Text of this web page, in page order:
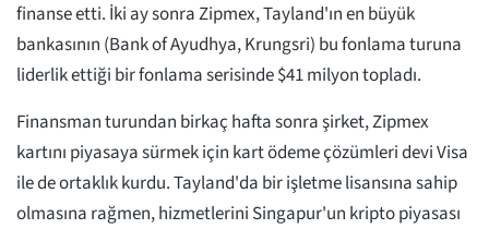
finanse etti. İki ay sonra Zipmex, Tayland'ın en büyük
bankasının (Bank of Ayudhya, Krungsri) bu fonlama turuna
liderlik ettiği bir fonlama serisinde $41 milyon topladı.
Finansman turundan birkaç hafta sonra şirket, Zipmex
kartını piyasaya sürmek için kart ödeme çözümleri devi Visa
ile de ortaklık kurdu. Tayland'da bir işletme lisansına sahip
olmasına rağmen, hizmetlerini Singapur'un kripto piyasası